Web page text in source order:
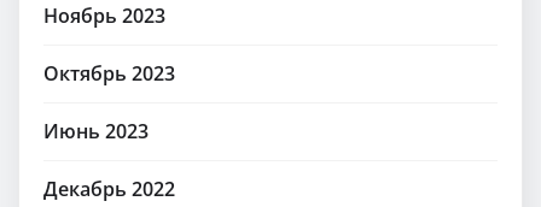
Ноябрь 2023
Октябрь 2023
Июнь 2023
Декабрь 2022